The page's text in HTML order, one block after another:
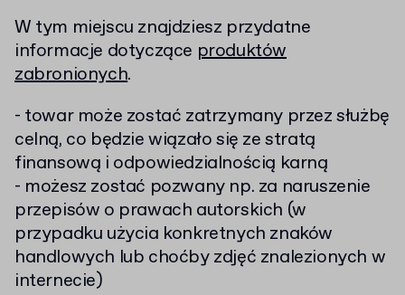
W tym miejscu znajdziesz przydatne
informacje dotyczące produktów
zabronionych.
- towar może zostać zatrzymany przez służbę
celną, co będzie wiązało się ze stratą
finansową i odpowiedzialnością karną
- możesz zostać pozwany np. za naruszenie
przepisów o prawach autorskich (w
przypadku użycia konkretnych znaków
handlowych lub choćby zdjęć znalezionych w
internecie)